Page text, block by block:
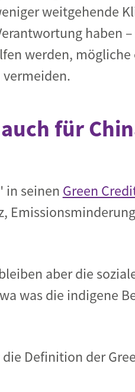
weitgehende
haben
werden,
vermeiden.
für
in seinen Green
aber die
was die indigene
Definition der